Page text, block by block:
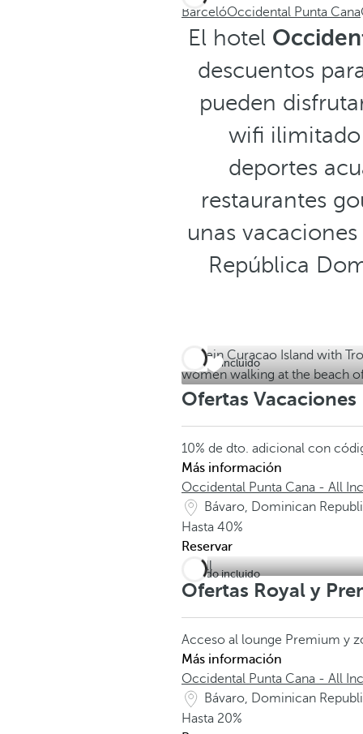
BarcelóOccidental Punta Cana
El hotel
descuentos
pueden
wifi ilimitado
deportes
restaurantes
unas
República
Todo incluido
Ofertas Vacaciones
10% de dto. adicional con
Más información
Occidental Punta Cana - All
Bávaro, Dominican
Hasta 40%
Reservar
Todo incluido
Ofertas Royal y
Acceso al lounge Premium y
Más información
Occidental Punta Cana - All
Bávaro, Dominican
Hasta 20%